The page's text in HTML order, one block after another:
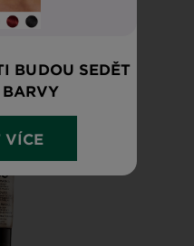
BUDOU SEDĚT
VÍCE